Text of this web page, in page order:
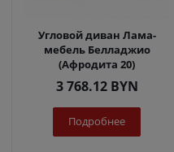
Угловой диван Лама-
мебель Белладжио
(Афродита 20)
3 768.12BYN
Подробнее